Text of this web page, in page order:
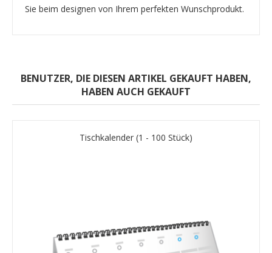
Sie beim designen von Ihrem perfekten Wunschprodukt.
BENUTZER, DIE DIESEN ARTIKEL GEKAUFT HABEN,
HABEN AUCH GEKAUFT
Tischkalender (1 - 100 Stück)